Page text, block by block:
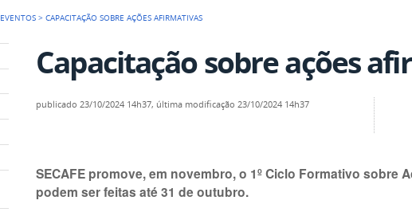
EVENTOS >CAPACITAÇÃO SOBRE AÇÕES AFIRMATIVAS
Capacitação sobre ações
publicado 23/10/2024 14h37, última modificação 23/10/2024 14h37
SECAFE promove, em novembro, o 1º Ciclo Formativo sobre
podem ser feitas até 31 de outubro.